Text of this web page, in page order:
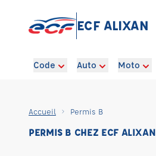
ECF ALIXAN
Code Auto Moto
Accueil Permis B
PERMIS B CHEZ ECF ALIXAN